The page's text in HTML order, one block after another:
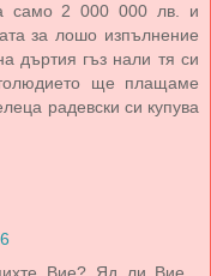
само 2 000 000 лв. и
за лошо изпълнение
дъртия гъз нали тя си
ще плащаме
радевски си купува